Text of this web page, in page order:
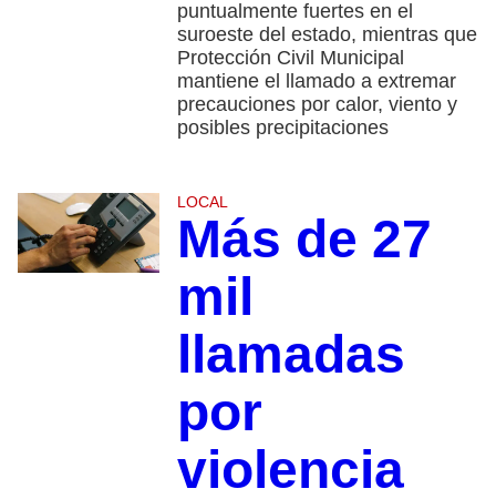
puntualmente fuertes en el
suroeste del estado, mientras que
Protección Civil Municipal
mantiene el llamado a extremar
precauciones por calor, viento y
posibles precipitaciones
LOCAL
Más de 27
mil
llamadas
por
violencia